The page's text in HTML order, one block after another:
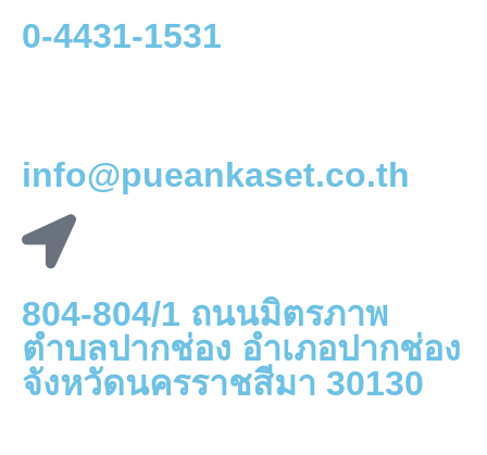
0-4431-1531
info@pueankaset.co.th
804-804/1 ถนนมิตรภาพ
ตำบลปากช่อง อำเภอปากช่อง
จังหวัดนครราชสีมา 30130